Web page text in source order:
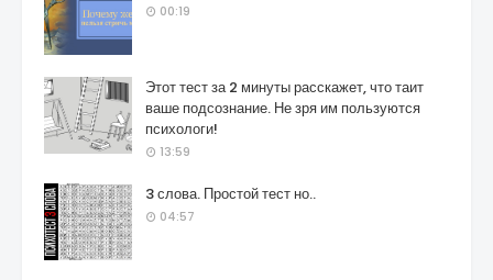
00:19
Этот тест за 2 минуты расскажет, что таит
ваше подсознание. Не зря им пользуются
психологи!
13:59
3 слова. Простой тест но..
04:57